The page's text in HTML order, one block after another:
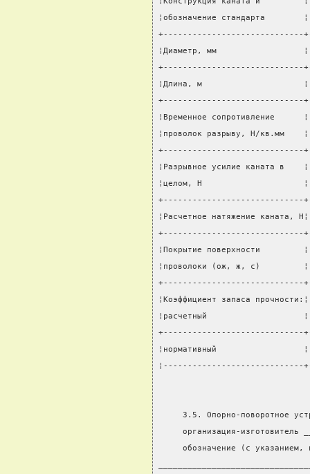
¦обозначение
+-----------------------------
¦Диаметр, мм
+-----------------------------
¦Длина, м
+-----------------------------
¦Временное
¦проволок разрыву, Н/
+-----------------------------
¦Разрывное усилие
¦целом, Н
+-----------------------------
¦Расчетное натяжение
+-----------------------------
¦Покрытие поверхности
¦проволоки (ож, ж, с)
+-----------------------------
¦Коэффициент запаса
¦расчетный
+-----------------------------
¦нормативный
¦-----------------------------
3.5. Опорно-поворотное
организация-изготовитель
обозначение (с указанием,